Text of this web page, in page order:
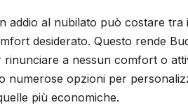
addio al nubilato può costare tra i
desiderato. Questo rende
a nessun comfort o
opzioni per
più economiche.